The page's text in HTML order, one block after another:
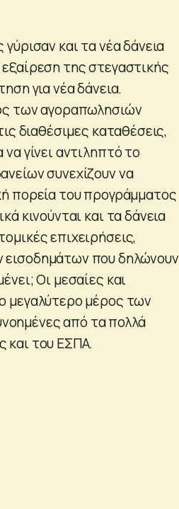
και τα νέα δάνεια
της στεγαστικής
για νέα δάνεια.
των αγοραπωλησιών
διαθέσιμες καταθέσεις,
γίνει αντιληπτό το
συνεχίζουν να
πορεία του προγράμματος
κινούνται και τα δάνεια
επιχειρήσεις,
που δηλώνουν
Οι μεσαίες και
μεγαλύτερο μέρος των
από τα πολλά
και του ΕΣΠΑ.